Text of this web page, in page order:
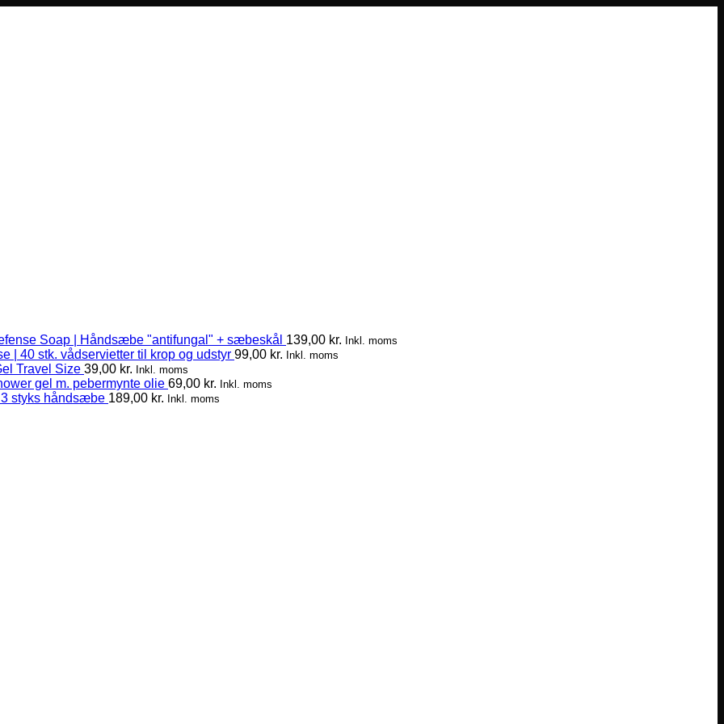
Soap | Håndsæbe "antifungal" + sæbeskål 139,00 kr. Inkl. moms
| 40 stk. vådservietter til krop og udstyr 99,00 kr. Inkl. moms
Travel Size 39,00 kr. Inkl. moms
gel m. pebermynte olie 69,00 kr. Inkl. moms
styks håndsæbe 189,00 kr. Inkl. moms